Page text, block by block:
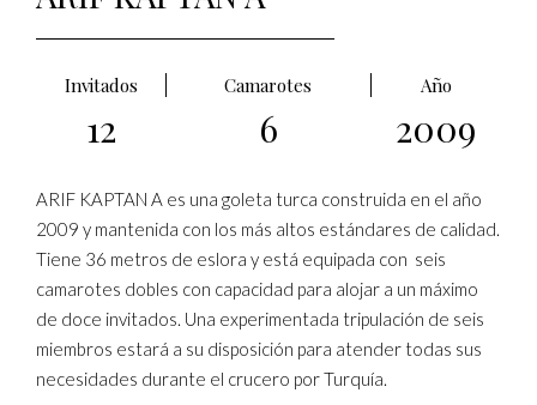
Invitados Camarotes Año
12 6 2009
ARIF KAPTAN A es una goleta turca construida en el año
2009 y mantenida con los más altos estándares de calidad.
Tiene 36 metros de eslora y está equipada con seis
camarotes dobles con capacidad para alojar a un máximo
de doce invitados. Una experimentada tripulación de seis
miembros estará a su disposición para atender todas sus
necesidades durante el crucero por Turquía.